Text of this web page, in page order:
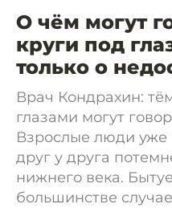
О чём могут
круги под
только о
Врач Кондрахин:
глазами могут
Взрослые люди уже
друг у друга
нижнего века.
большинстве